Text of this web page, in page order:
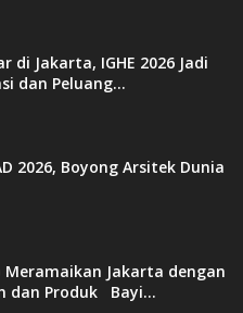
di Jakarta, IGHE 2026 Jadi
dan Peluang...
2026, Boyong Arsitek Dunia
Meramaikan Jakarta dengan
dan Produk Bayi...